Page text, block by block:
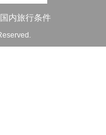
国内旅行条件